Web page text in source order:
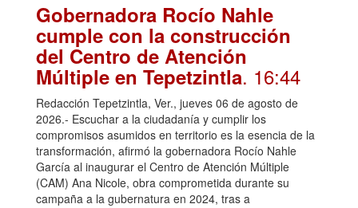
Gobernadora Rocío Nahle
cumple con la construcción
del Centro de Atención
Múltiple en Tepetzintla. 16:44
Redacción Tepetzintla, Ver., jueves 06 de agosto de
2026.- Escuchar a la ciudadanía y cumplir los
compromisos asumidos en territorio es la esencia de la
transformación, afirmó la gobernadora Rocío Nahle
García al inaugurar el Centro de Atención Múltiple
(CAM) Ana Nicole, obra comprometida durante su
campaña a la gubernatura en 2024, tras a